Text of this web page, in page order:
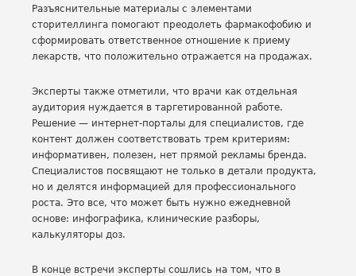
Разъяснительные материалы с элементами
сторителлинга помогают преодолеть фармакофобию и
сформировать ответственное отношение к приему
лекарств, что положительно отражается на продажах.
Эксперты также отметили, что врачи как отдельная
аудитория нуждается в таргетированной работе.
Решение —­ интернет-порталы для специалистов, где
контент должен соответствовать трем критериям:
информативен, полезен, нет прямой рекламы бренда.
Специалистов посвящают не только в детали продукта,
но и делятся информацией для профессионального
роста. Это все, что может быть нужно ежедневной
основе: инфографика, клинические разборы,
калькуляторы доз.
В конце встречи эксперты сошлись на том, что в